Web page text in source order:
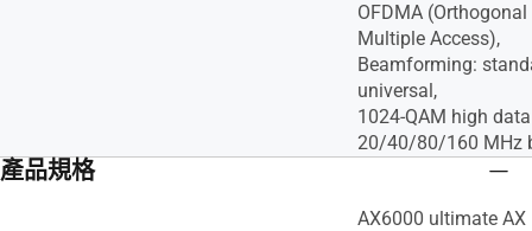
OFDMA
Multiple Access),
Beamforming:
universal,
1024-QAM high
20/40/80/160 MHz
產品規格
AX6000 ultimate